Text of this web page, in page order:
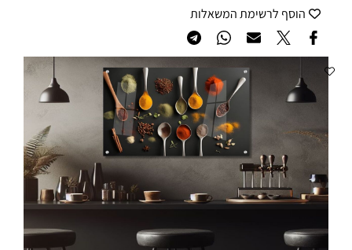
הוסף לרשימת המשאלות